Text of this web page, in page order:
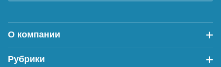
О компании
Рубрики